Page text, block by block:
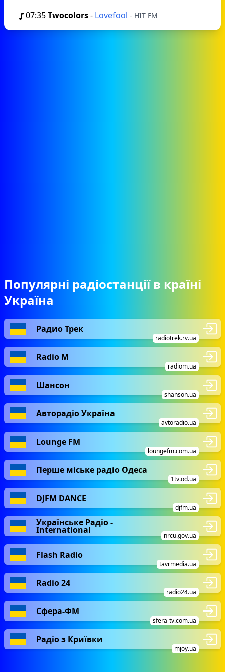
07:35Twocolors- Lovefool - HIT FM
Популярні радіостанції в країні
Україна
Радио Трек
radiotrek.rv.ua
Radio М
radiom.ua
Шансон
shanson.ua
Авторадіо Україна
avtoradio.ua
Lounge FM
loungefm.com.ua
Перше міське радіо Одеса
1tv.od.ua
DJFM DANCE
djfm.ua
Українське Радіо -
International
nrcu.gov.ua
Flash Radio
tavrmedia.ua
Radio 24
radio24.ua
Сфера-ФМ
sfera-tv.com.ua
Радіо з Криївки
mjoy.ua